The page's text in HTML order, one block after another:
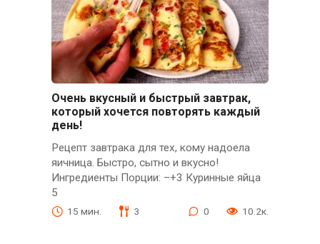
Очень вкусный и быстрый завтрак,
который хочется повторять каждый
день!
Рецепт завтрака для тех, кому надоела
яичница. Быстро, сытно и вкусно!
Ингредиенты Порции: –+3 Куринные яйца
5
15 мин. 3 0 10.2к.